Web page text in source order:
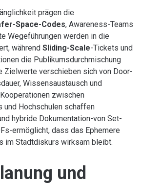
prägen die
Space-Codes, Awareness-Teams
Wegeführungen werden in die
während Sliding-Scale-Tickets und
die Publikumsdurchmischung
Zielwerte verschieben sich von Door-
Wissensaustausch und
zwischen
und Hochschulen schaffen
hybride Dokumentation-von Set-
ermöglicht, dass das Ephemere
im Stadtdiskurs wirksam bleibt.
und